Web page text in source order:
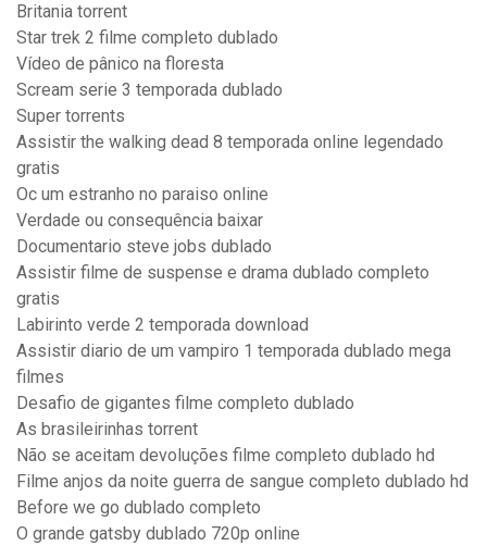
Britania torrent
Star trek 2 filme completo dublado
Vídeo de pânico na floresta
Scream serie 3 temporada dublado
Super torrents
Assistir the walking dead 8 temporada online legendado
gratis
Oc um estranho no paraiso online
Verdade ou consequência baixar
Documentario steve jobs dublado
Assistir filme de suspense e drama dublado completo
gratis
Labirinto verde 2 temporada download
Assistir diario de um vampiro 1 temporada dublado mega
filmes
Desafio de gigantes filme completo dublado
As brasileirinhas torrent
Não se aceitam devoluções filme completo dublado hd
Filme anjos da noite guerra de sangue completo dublado hd
Before we go dublado completo
O grande gatsby dublado 720p online